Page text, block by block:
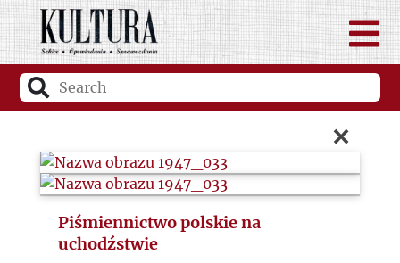
×
Piśmiennictwo polskie na
uchodźstwie